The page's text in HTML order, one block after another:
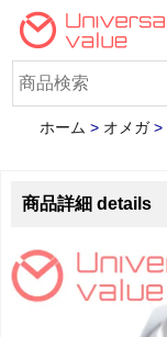
ホーム > オメガ>
商品詳細 details